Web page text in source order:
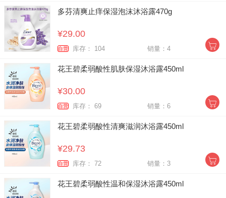
多芬清爽止痒保湿泡沫沐浴露470g
¥29.00
自营 库存： 104 销量：4
花王碧柔弱酸性肌肤保湿沐浴露450ml
¥30.00
自营 库存： 69 销量：6
花王碧柔弱酸性清爽滋润沐浴露450ml
¥29.73
自营 库存： 72 销量：3
花王碧柔弱酸性温和保湿沐浴露450ml